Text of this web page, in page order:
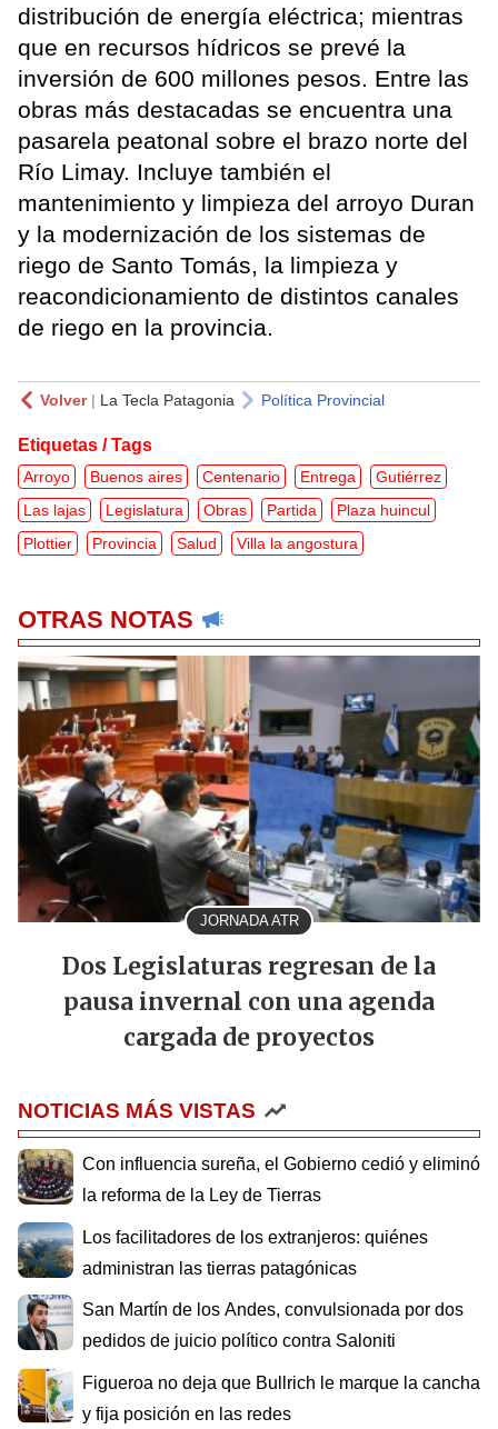
distribución de energía eléctrica; mientras
que en recursos hídricos se prevé la
inversión de 600 millones pesos. Entre las
obras más destacadas se encuentra una
pasarela peatonal sobre el brazo norte del
Río Limay. Incluye también el
mantenimiento y limpieza del arroyo Duran
y la modernización de los sistemas de
riego de Santo Tomás, la limpieza y
reacondicionamiento de distintos canales
de riego en la provincia.
Volver| La Tecla Patagonia Política Provincial
Etiquetas / Tags
Arroyo Buenos aires Centenario Entrega
Gutiérrez
Las lajas
Legislatura Obras Partida
Plaza huincul
Plottier
Provincia Salud Villa la angostura
OTRAS NOTAS
JORNADA ATR
Dos Legislaturas regresan de la
pausa invernal con una agenda
cargada de proyectos
NOTICIAS MÁS VISTAS
Con influencia sureña, el Gobierno cedió y eliminó
la reforma de la Ley de Tierras
Los facilitadores de los extranjeros: quiénes
administran las tierras patagónicas
San Martín de los Andes, convulsionada por dos
pedidos de juicio político contra Saloniti
Figueroa no deja que Bullrich le marque la cancha
y fija posición en las redes